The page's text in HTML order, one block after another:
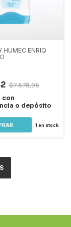
HUMEC ENRIQ
$7.678,95
con
o depósito
1 en stock